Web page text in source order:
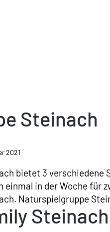
Steinach
2021
bietet 3 verschiedene
einmal in der Woche für
Naturspielgruppe
Steinach